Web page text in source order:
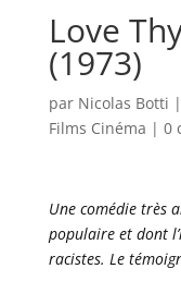
Love
(1973)
par Nicolas Botti |
Films Cinéma | 0
Une comédie très
populaire et dont
racistes. Le